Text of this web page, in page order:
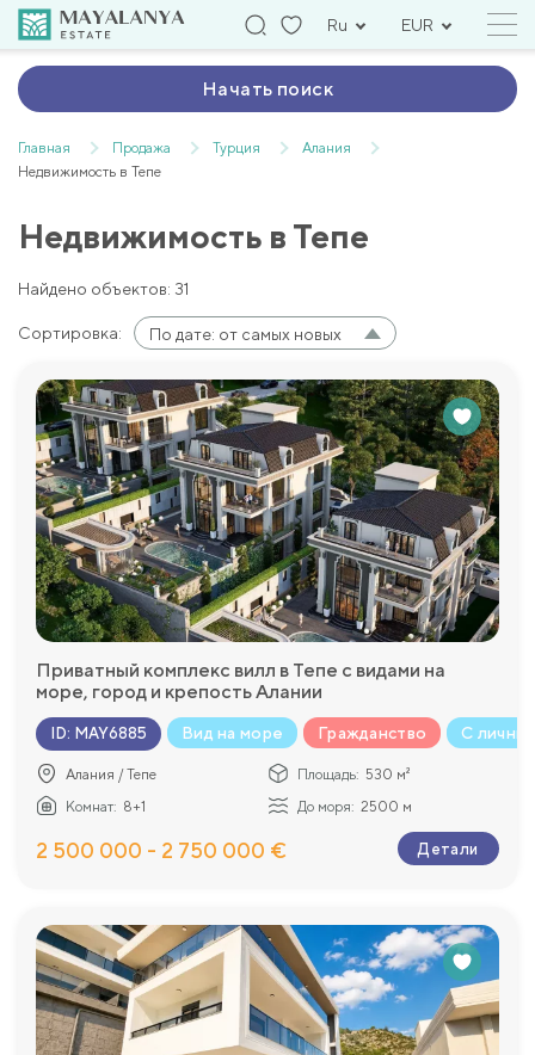
Ru EUR
Начать поиск
Главная Продажа Турция
Алания
Недвижимость в Тепе
Недвижимость в Тепе
Найдено объектов: 31
Сортировка: По дате: от самых новых
Приватный комплекс вилл в Тепе с видами на
море, город и крепость Алании
ID: MAY6885 Вид на море Гражданство С
Алания / Тепе Площадь: 530 м²
Комнат: 8+1 До моря: 2500 м
2 500 000 - 2 750 000 € Детали